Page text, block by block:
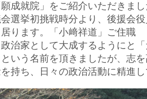
願成就院」をご紹介いただきま
会選挙初挑戦時分より、後援会
ります。「小﨑祥道」ご住職
治家として大成するようにと
いう名前を頂きましたが、志
持ち、日々の政治活動に精進